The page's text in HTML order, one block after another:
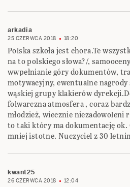
arkadia
25 CZERWCA 2018 18:20
Polska szkoła jest chora.Te
na to polskiego słowa?/,
wwpełnianie góry dokumentów,
motywacyjny, ewentualne nagrody
wąskiej grupy klakierów
folwarczna atmosfera , coraz
młodzież, wiecznie
to taki który ma dokumentację ok.
mniej istotne. Nuczyciel z 30
kwant25
26 CZERWCA 2018 12:04